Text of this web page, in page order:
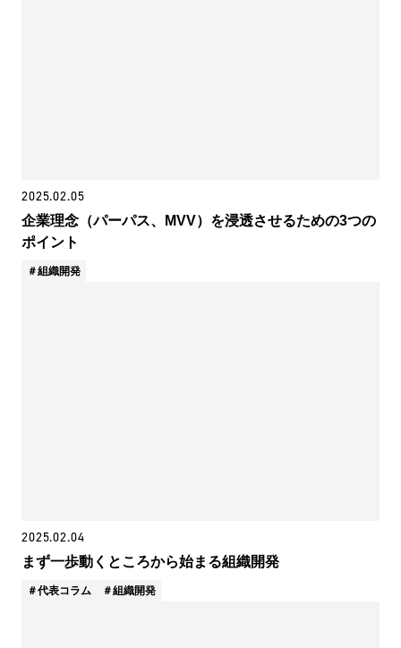
2025.02.05
企業理念（パーパス、MVV）を浸透させるための3つの
ポイント
組織開発
2025.02.04
まず一歩動くところから始まる組織開発
代表コラム 組織開発